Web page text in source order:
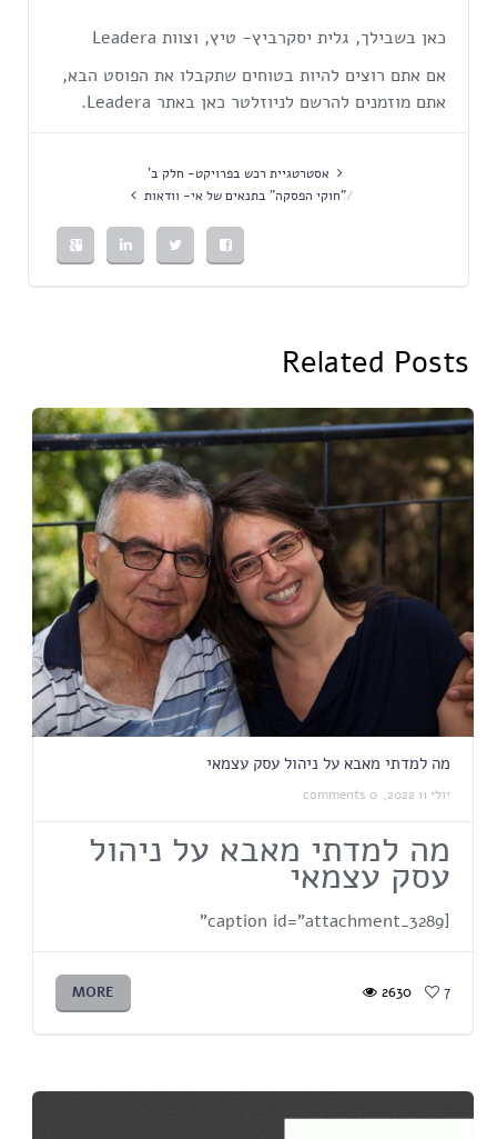
כאן בשבילך, גלית יסקרביץ- טיץ, וצוות Leadera
אם אתם רוצים להיות בטוחים שתקבלו את הפוסט הבא,
אתם מוזמנים להרשם לניוזלטר כאן באתר Leadera.
אסטרטגיית רכש בפרויקט- חלק ב'
"חוקי הפסקה" בתנאים של אי- וודאות
Related Posts
מה למדתי מאבא על ניהול עסק עצמאי
יולי 11 2022, 0 comments
מה למדתי מאבא על ניהול
עסק עצמאי
[caption id="attachment_3289"
MORE 2630 7